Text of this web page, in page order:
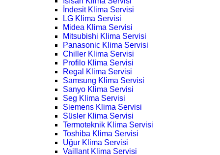
İndesit Klima Servisi
LG Klima Servisi
Midea Klima Servisi
Mitsubishi Klima Servisi
Panasonic Klima Servisi
Chiller Klima Servisi
Profilo Klima Servisi
Regal Klima Servisi
Samsung Klima Servisi
Sanyo Klima Servisi
Seg Klima Servisi
Siemens Klima Servisi
Süsler Klima Servisi
Termoteknik Klima Servisi
Toshiba Klima Servisi
Uğur Klima Servisi
Vaillant Klima Servisi